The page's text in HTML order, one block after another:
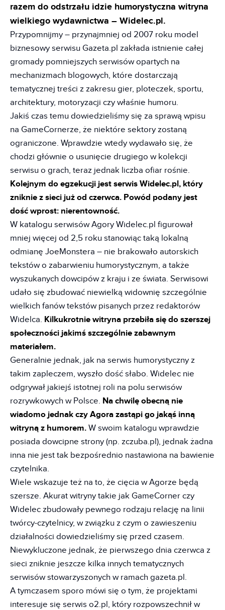
razem do odstrzału idzie humorystyczna witryna
wielkiego wydawnictwa – Widelec.pl.
Przypomnijmy – przynajmniej od 2007 roku model
biznesowy serwisu Gazeta.pl zakłada istnienie całej
gromady pomniejszych serwisów opartych na
mechanizmach blogowych, które dostarczają
tematycznej treści z zakresu gier, ploteczek, sportu,
architektury, motoryzacji czy właśnie humoru.
Jakiś czas temu dowiedzieliśmy się za sprawą wpisu
na GameCornerze, że niektóre sektory zostaną
ograniczone. Wprawdzie wtedy wydawało się, że
chodzi głównie o usunięcie drugiego w kolekcji
serwisu o grach, teraz jednak liczba ofiar rośnie.
Kolejnym do egzekucji jest serwis Widelec.pl, który
zniknie z sieci już od czerwca. Powód podany jest
dość wprost: nierentowność.
W katalogu serwisów Agory Widelec.pl figurował
mniej więcej od 2,5 roku stanowiąc taką lokalną
odmianę JoeMonstera – nie brakowało autorskich
tekstów o zabarwieniu humorystycznym, a także
wyszukanych dowcipów z kraju i ze świata. Serwisowi
udało się zbudować niewielką widownię szczególnie
wielkich fanów tekstów pisanych przez redaktorów
Widelca. Kilkukrotnie witryna przebiła się do szerszej
społeczności jakimś szczególnie zabawnym
materiałem.
Generalnie jednak, jak na serwis humorystyczny z
takim zapleczem, wyszło dość słabo. Widelec nie
odgrywał jakiejś istotnej roli na polu serwisów
rozrywkowych w Polsce. Na chwilę obecną nie
wiadomo jednak czy Agora zastąpi go jakąś inną
witryną z humorem. W swoim katalogu wprawdzie
posiada dowcipne strony (np. zczuba.pl), jednak żadna
inna nie jest tak bezpośrednio nastawiona na bawienie
czytelnika.
Wiele wskazuje też na to, że cięcia w Agorze będą
szersze. Akurat witryny takie jak GameCorner czy
Widelec zbudowały pewnego rodzaju relację na linii
twórcy-czytelnicy, w związku z czym o zawieszeniu
działalności dowiedzieliśmy się przed czasem.
Niewykluczone jednak, że pierwszego dnia czerwca z
sieci zniknie jeszcze kilka innych tematycznych
serwisów stowarzyszonych w ramach gazeta.pl.
A tymczasem sporo mówi się o tym, że projektami
interesuje się serwis o2.pl, który rozpowszechnił w